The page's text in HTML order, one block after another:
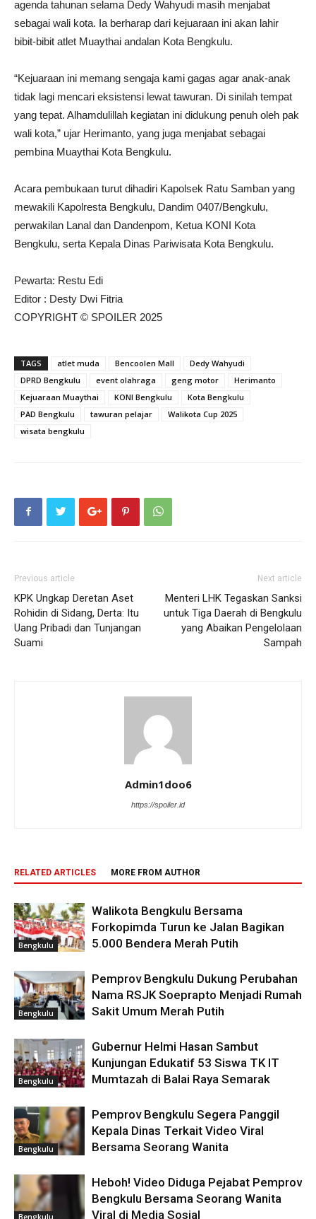
agenda tahunan selama Dedy Wahyudi masih menjabat
sebagai wali kota. Ia berharap dari kejuaraan ini akan lahir
bibit-bibit atlet Muaythai andalan Kota Bengkulu.
“Kejuaraan ini memang sengaja kami gagas agar anak-anak
tidak lagi mencari eksistensi lewat tawuran. Di sinilah tempat
yang tepat. Alhamdulillah kegiatan ini didukung penuh oleh pak
wali kota,” ujar Herimanto, yang juga menjabat sebagai
pembina Muaythai Kota Bengkulu.
Acara pembukaan turut dihadiri Kapolsek Ratu Samban yang
mewakili Kapolresta Bengkulu, Dandim 0407/Bengkulu,
perwakilan Lanal dan Dandenpom, Ketua KONI Kota
Bengkulu, serta Kepala Dinas Pariwisata Kota Bengkulu.
Pewarta: Restu Edi
Editor : Desty Dwi Fitria
COPYRIGHT © SPOILER 2025
TAGS atlet muda Bencoolen Mall
Dedy Wahyudi
DPRD Bengkulu
event olahraga geng motor
Herimanto
Kejuaraan Muaythai
KONI Bengkulu
Kota Bengkulu
PAD Bengkulu
tawuran pelajar
Walikota Cup 2025
wisata bengkulu
Previous article
KPK Ungkap Deretan Aset
Rohidin di Sidang, Derta: Itu
Uang Pribadi dan Tunjangan
Suami
Next article
Menteri LHK Tegaskan Sanksi
untuk Tiga Daerah di Bengkulu
yang Abaikan Pengelolaan
Sampah
Admin1doo6
https://spoiler.id
RELATED ARTICLES MORE FROM AUTHOR
Bengkulu
Walikota Bengkulu Bersama
Forkopimda Turun ke Jalan Bagikan
5.000 Bendera Merah Putih
Bengkulu
Pemprov Bengkulu Dukung Perubahan
Nama RSJK Soeprapto Menjadi Rumah
Sakit Umum Merah Putih
Bengkulu
Gubernur Helmi Hasan Sambut
Kunjungan Edukatif 53 Siswa TK IT
Mumtazah di Balai Raya Semarak
Bengkulu
Pemprov Bengkulu Segera Panggil
Kepala Dinas Terkait Video Viral
Bersama Seorang Wanita
Bengkulu
Heboh! Video Diduga Pejabat Pemprov
Bengkulu Bersama Seorang Wanita
Viral di Media Sosial